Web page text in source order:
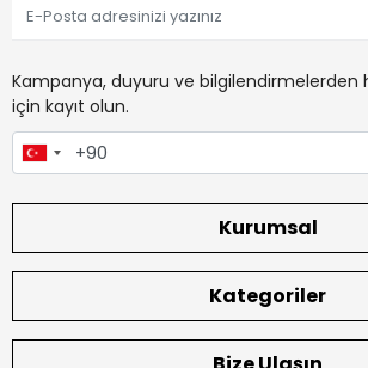
Kampanya, duyuru ve bilgilendirmelerden
için kayıt olun.
Kurumsal
Kategoriler